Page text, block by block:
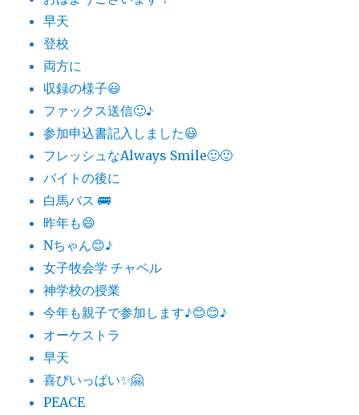
早天
登校
両方に
収録の様子😃
ファックス送信🙂♪
参加申込書記入しました😃
フレッシュなAlways Smile🙂🙂
バイトの後に
白馬バス 🚌
昨年も😄
Nちゃん😊♪
女子牧会学 チャペル
神学校の授業
今年も親子で参加します♪😊😊♪
オーケストラ
早天
喜びいっぱい✨🤗
PEACE